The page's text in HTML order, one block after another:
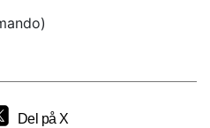
Del på X